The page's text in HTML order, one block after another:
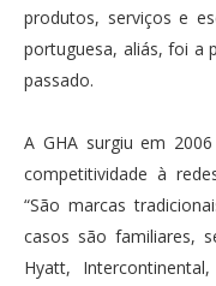
produtos, serviços e
portuguesa, aliás, foi a
passado.
A GHA surgiu em
competitividade à
“São marcas
casos são familiares,
Hyatt,